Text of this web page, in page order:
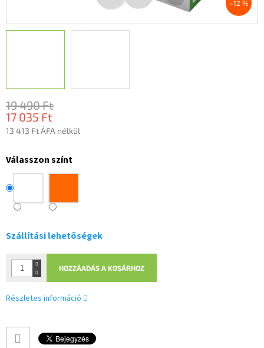
–12 %
19 490 Ft
17 035 Ft
13 413 Ft ÁFA nélkül
Válasszon színt
Szállítási lehetőségek
HOZZÁADÁS A KOSÁRHOZ
Részletes információ